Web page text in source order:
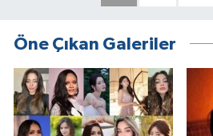
Öne Çıkan Galeriler